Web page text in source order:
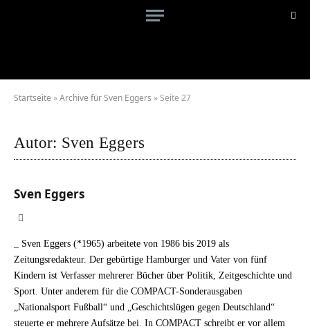
Startseite »Archive für Sven Eggers »Seite 27
Autor: Sven Eggers
Sven Eggers
_ Sven Eggers (*1965) arbeitete von 1986 bis 2019 als
Zeitungsredakteur. Der gebürtige Hamburger und Vater von fünf
Kindern ist Verfasser mehrerer Bücher über Politik, Zeitgeschichte und
Sport. Unter anderem für die COMPACT-Sonderausgaben
„Nationalsport Fußball“ und „Geschichtslügen gegen Deutschland“
steuerte er mehrere Aufsätze bei. In COMPACT schreibt er vor allem